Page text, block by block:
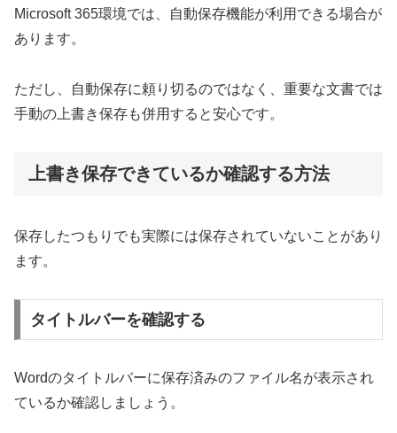
Microsoft 365環境では、自動保存機能が利用できる場合が
あります。
ただし、自動保存に頼り切るのではなく、重要な文書では
手動の上書き保存も併用すると安心です。
上書き保存できているか確認する方法
保存したつもりでも実際には保存されていないことがあり
ます。
タイトルバーを確認する
Wordのタイトルバーに保存済みのファイル名が表示され
ているか確認しましょう。